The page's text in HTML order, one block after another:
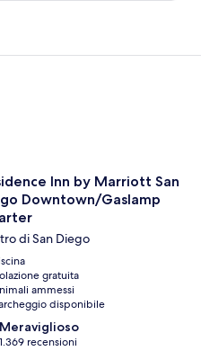
Gaslamp
Inn by Marriott San
Downtown/Gaslamp
di San Diego
gratuita
ammessi
disponibile
Meraviglioso
1.369 recensioni
Inn by Marriott San